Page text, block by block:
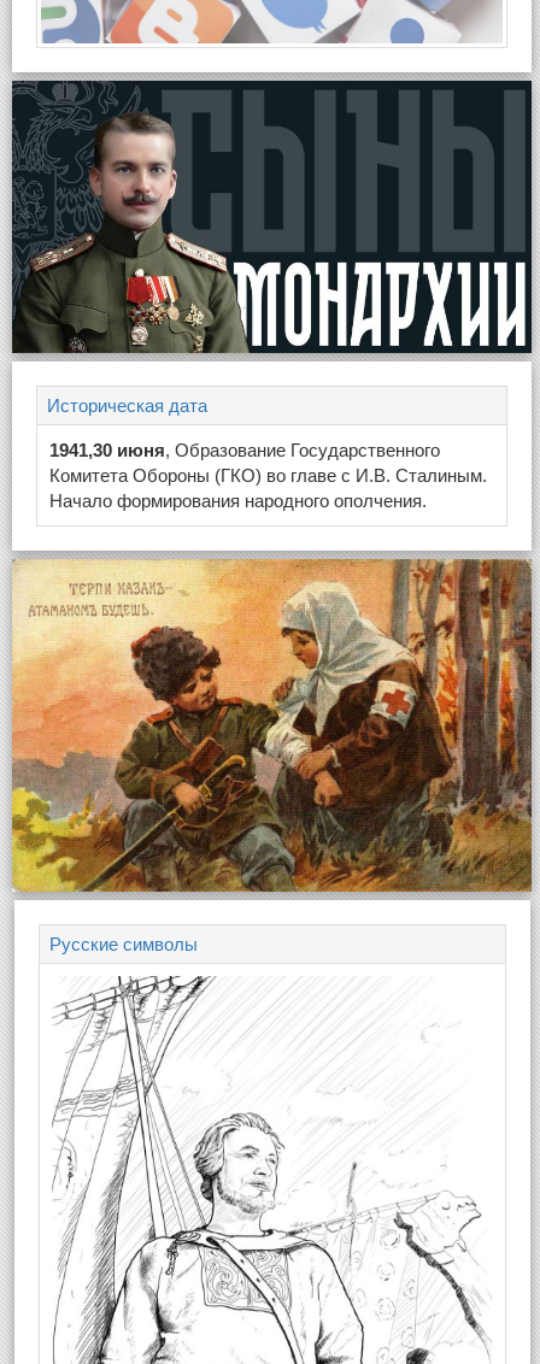
Историческая дата
1941,30 июня, Образование Государственного
Комитета Обороны (ГКО) во главе с И.В. Сталиным.
Начало формирования народного ополчения.
Русские символы